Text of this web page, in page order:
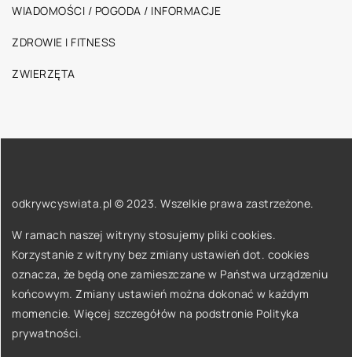
WIADOMOŚCI / POGODA / INFORMACJE
ZDROWIE I FITNESS
ZWIERZĘTA
odkrywcyswiata.pl © 2023. Wszelkie prawa zastrzeżone.
W ramach naszej witryny stosujemy pliki cookies.
Korzystanie z witryny bez zmiany ustawień dot. cookies
oznacza, że będą one zamieszczane w Państwa urządzeniu
końcowym. Zmiany ustawień można dokonać w każdym
momencie. Więcej szczegółów na podstronie Polityka
prywatności.